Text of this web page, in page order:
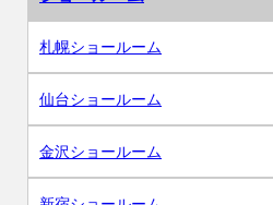
札幌ショールーム
仙台ショールーム
金沢ショールーム